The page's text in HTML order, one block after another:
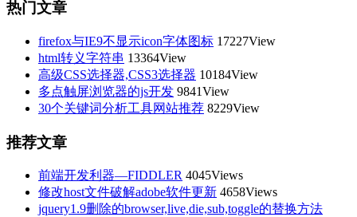
热门文章
firefox与IE9不显示icon字体图标 17227View
html转义字符串 13364View
高级CSS选择器,CSS3选择器 10184View
多点触屏浏览器的js开发 9841View
30个关键词分析工具网站推荐 8229View
推荐文章
前端开发利器—FIDDLER 4045Views
修改host文件破解adobe软件更新 4658Views
jquery1.9删除的browser,live,die,sub,toggle的替换方法